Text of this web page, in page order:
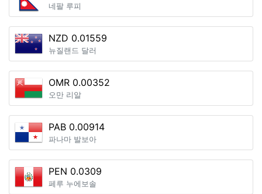
네팔 루피
NZD 0.01559
뉴질랜드 달러
OMR 0.00352
오만 리알
PAB 0.00914
파나마 발보아
PEN 0.0309
페루 누에보솔